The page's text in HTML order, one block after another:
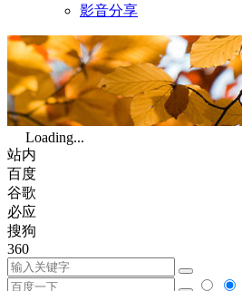
影音分享
Loading...
站内
百度
谷歌
必应
搜狗
360